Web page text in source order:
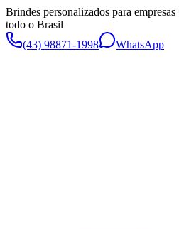
Brindes personalizados para
todo o Brasil
(43) 98871-1998
WhatsApp